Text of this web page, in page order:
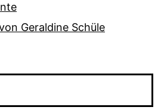
Geraldine Schüle